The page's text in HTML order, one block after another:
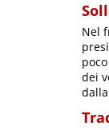
Nel
dei